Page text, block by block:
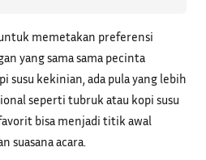
memetakan preferensi
yang sama sama pecinta
susu kekinian, ada pula yang lebih
seperti tubruk atau kopi susu
bisa menjadi titik awal
suasana acara.